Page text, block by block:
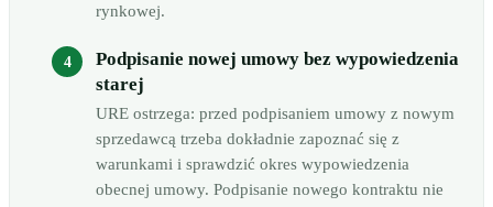
rynkowej.
Podpisanie nowej umowy bez wypowiedzenia
starej
URE ostrzega: przed podpisaniem umowy z nowym
sprzedawcą trzeba dokładnie zapoznać się z
warunkami i sprawdzić okres wypowiedzenia
obecnej umowy. Podpisanie nowego kontraktu nie